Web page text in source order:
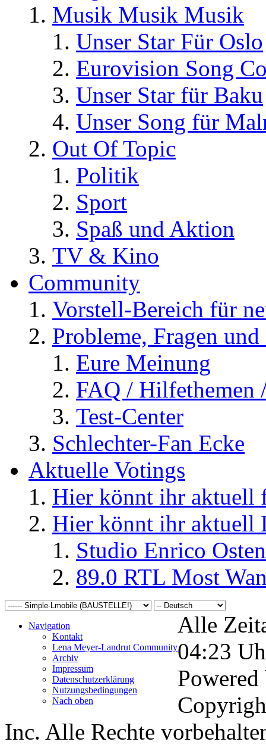
Musik Musik Musik
Unser Star Für Oslo
Eurovision Song
Unser Star für Baku
Unser Song für
Out Of Topic
Politik
Sport
Spaß und Aktion
TV & Kino
Community
Vorstell-Bereich für
Probleme, Fragen
Eure Meinung
FAQ / Hilfethemen
Test-Center
Schlechter-Fan Ecke
Aktuelle Votings
Hier könnt ihr aktuell
Hier könnt ihr aktuell
Studio Enrico
89.0 RTL Most
Navigation
Kontakt
Lena Meyer-Landrut Community
Archiv
Impressum
Datenschutzerklärung
Nutzungsbedingungen
Nach oben
Alle
04:23
Inc. Alle Rechte